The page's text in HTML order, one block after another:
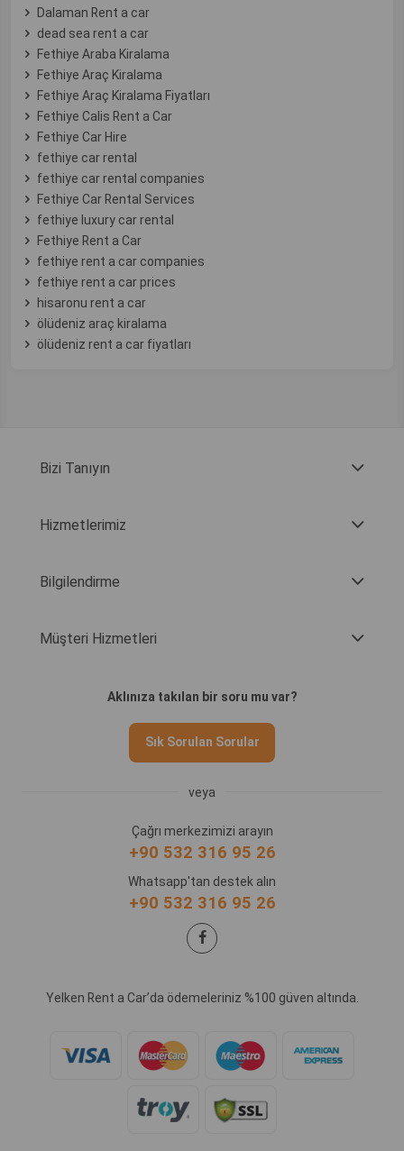
Dalaman Rent a car
dead sea rent a car
Fethiye Araba Kiralama
Fethiye Araç Kiralama
Fethiye Araç Kiralama Fiyatları
Fethiye Calis Rent a Car
Fethiye Car Hire
fethiye car rental
fethiye car rental companies
Fethiye Car Rental Services
fethiye luxury car rental
Fethiye Rent a Car
fethiye rent a car companies
fethiye rent a car prices
hisaronu rent a car
ölüdeniz araç kiralama
ölüdeniz rent a car fiyatları
Bizi Tanıyın
Hizmetlerimiz
Bilgilendirme
Müşteri Hizmetleri
Aklınıza takılan bir soru mu var?
Sık Sorulan Sorular
veya
Çağrı merkezimizi arayın
+90 532 316 95 26
Whatsapp'tan destek alın
+90 532 316 95 26
Yelken Rent a Car’da ödemeleriniz %100 güven altında.